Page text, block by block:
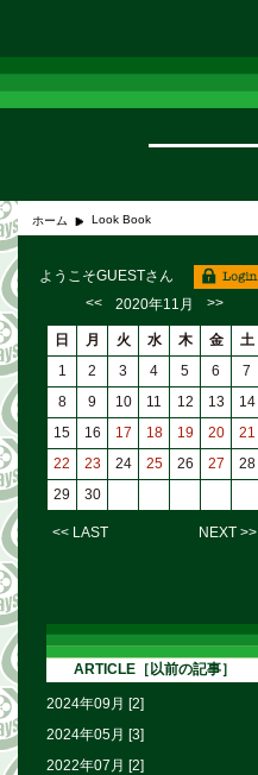
ホーム Look Book
ようこそGUESTさん
<<
2020年11月 >>
日 月 火 水 木 金
土
1
2 3 4 5 6
7
8
9 10 11 12 13
14
15
16 17 18 19 20
21
22
23 24 25 26 27
28
29
30
<< LAST NEXT >>
ARTICLE［以前の記事］
2024年09月 [2]
2024年05月 [3]
2022年07月 [2]